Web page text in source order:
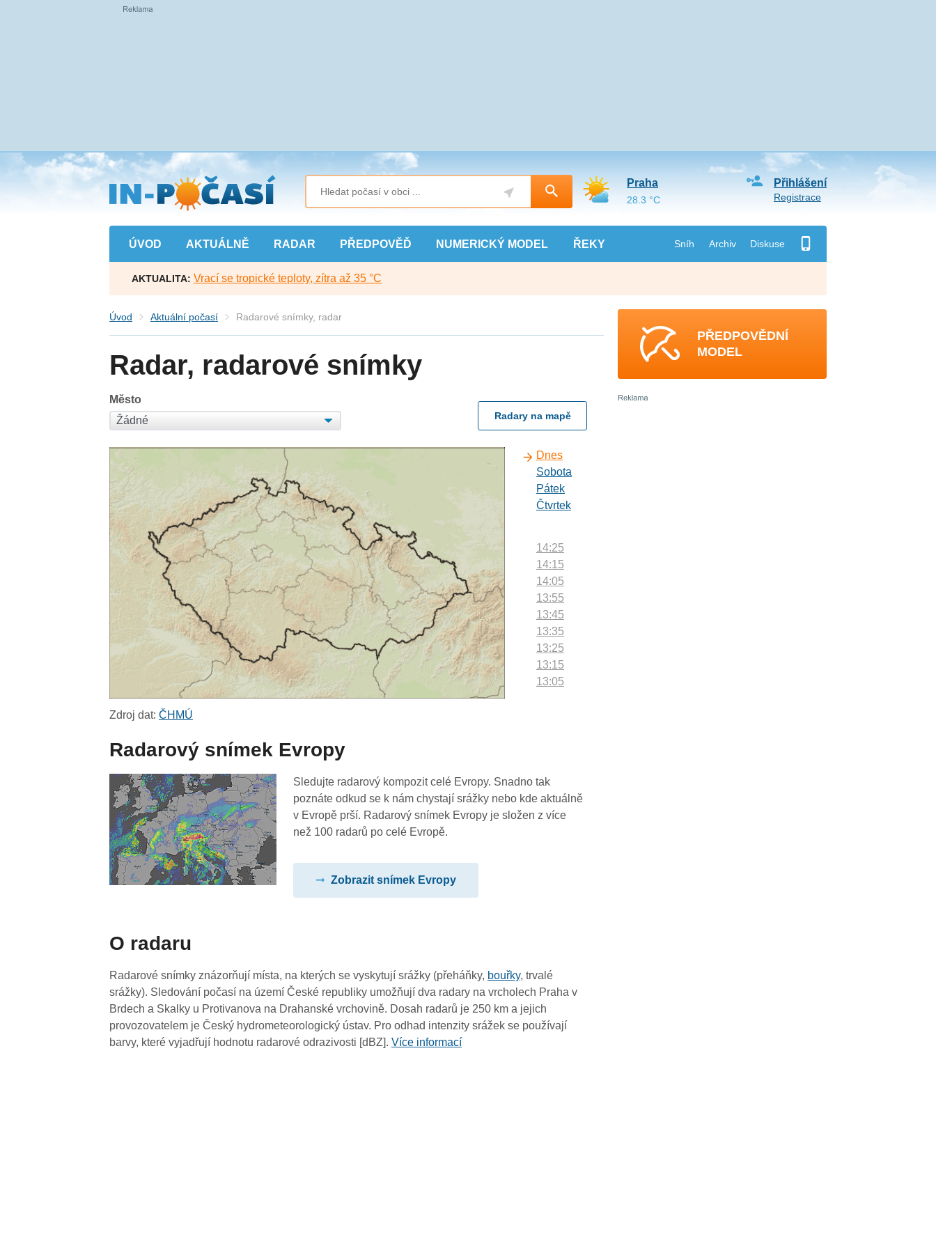
Přejít
na
hlavní
obsah
ÚVOD AKTUÁLNĚ RADAR PŘEDPOVĚĎ NUMERICKÝ MODEL ŘEKY Sníh Archiv Diskuse
Přihlášení
Registrace
Praha
28.3 °C
AKTUALITA: Vrací se tropické teploty, zítra až 35 °C
Úvod Aktuální počasí Radarové snímky, radar
Radar, radarové snímky
Město
Radary na mapě
Dnes
Sobota
Pátek
Čtvrtek
14:25
14:15
14:05
13:55
13:45
13:35
13:25
13:15
13:05
12:05
11:55
11:45
10:05
09:55
09:45
09:35
Zdroj dat:ČHMÚ
Radarový snímek Evropy
Sledujte radarový kompozit celé Evropy. Snadno tak
poznáte odkud se k nám chystají srážky nebo kde aktuálně
v Evropě prší. Radarový snímek Evropy je složen z více
než 100 radarů po celé Evropě.
Zobrazit snímek Evropy
O radaru
Radarové snímky znázorňují místa, na kterých se vyskytují srážky (přeháňky, bouřky, trvalé
srážky). Sledování počasí na území České republiky umožňují dva radary na vrcholech Praha v
Brdech a Skalky u Protivanova na Drahanské vrchovině. Dosah radarů je 250 km a jejich
provozovatelem je Český hydrometeorologický ústav. Pro odhad intenzity srážek se používají
barvy, které vyjadřují hodnotu radarové odrazivosti [dBZ].Více informací
PŘEDPOVĚDNÍ
MODEL